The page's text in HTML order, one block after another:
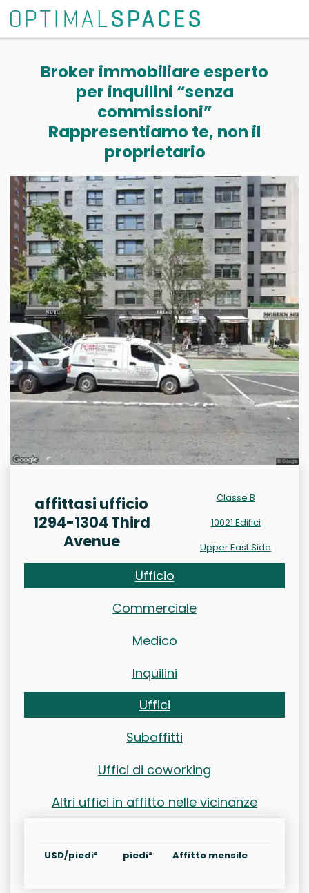
Broker immobiliare esperto
per inquilini “senza
commissioni”
Rappresentiamo te, non il
proprietario
affittasi ufficio
1294-1304 Third
Avenue
Classe B
10021 Edifici
Upper East Side
Ufficio
Commerciale
Medico
Inquilini
Uffici
Subaffitti
Uffici di coworking
Altri uffici in affitto nelle vicinanze
USD/piedi² piedi² Affitto mensile